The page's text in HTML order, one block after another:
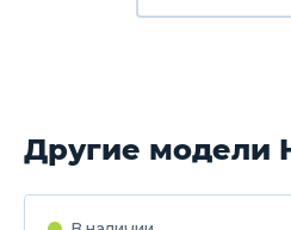
Другие модели